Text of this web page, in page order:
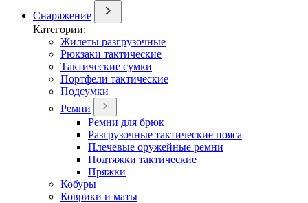
Снаряжение
Категории:
Жилеты разгрузочные
Рюкзаки тактические
Тактические сумки
Портфели тактические
Подсумки
Ремни
Ремни для брюк
Разгрузочные тактические пояса
Плечевые оружейные ремни
Подтяжки тактические
Пряжки
Кобуры
Коврики и маты